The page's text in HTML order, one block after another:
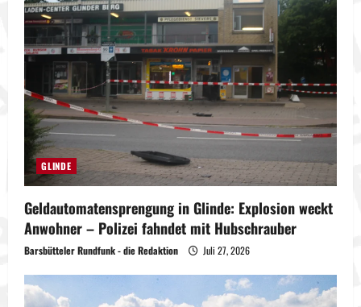
GLINDE
Geldautomatensprengung in Glinde: Explosion weckt
Anwohner – Polizei fahndet mit Hubschrauber
Barsbütteler Rundfunk - die Redaktion Juli 27, 2026